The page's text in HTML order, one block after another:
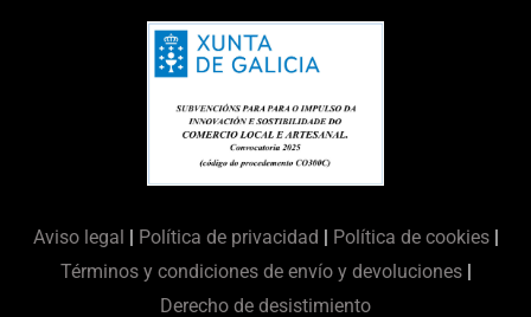
Aviso legal Política de privacidad Política de cookies|
Términos y condiciones de envío y devoluciones|
Derecho de desistimiento